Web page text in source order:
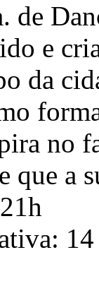
de
e
da
no
que a
14